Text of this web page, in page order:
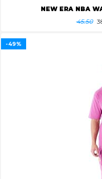
NEW ERA NBA
45.50
-49%